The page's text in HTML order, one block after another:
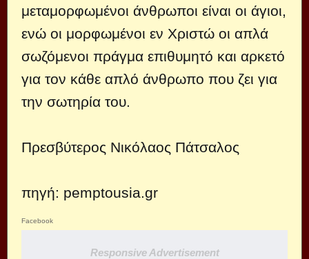
μεταμορφωμένοι άνθρωποι είναι οι άγιοι,
ενώ οι μορφωμένοι εν Χριστώ οι απλά
σωζόμενοι πράγμα επιθυμητό και αρκετό
για τον κάθε απλό άνθρωπο που ζει για
την σωτηρία του.
Πρεσβύτερος Νικόλαος Πάτσαλος
πηγή: pemptousia.gr
Facebook
Responsive Advertisement